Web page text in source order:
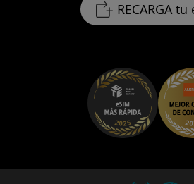
RECARGA tu